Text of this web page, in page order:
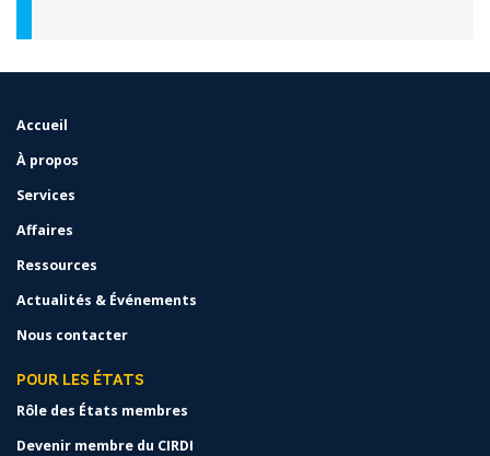
FOOTER
Accueil
À propos
Services
Affaires
Ressources
Actualités & Événements
Nous contacter
POUR LES ÉTATS
Rôle des États membres
Devenir membre du CIRDI